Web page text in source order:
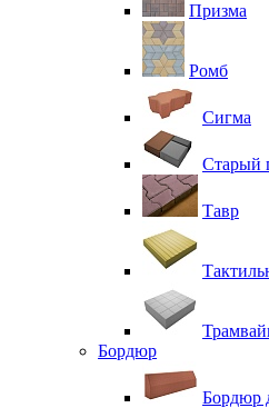
Призма
Ромб
Сигма
Старый
Тавр
Бордюр
Бордюр